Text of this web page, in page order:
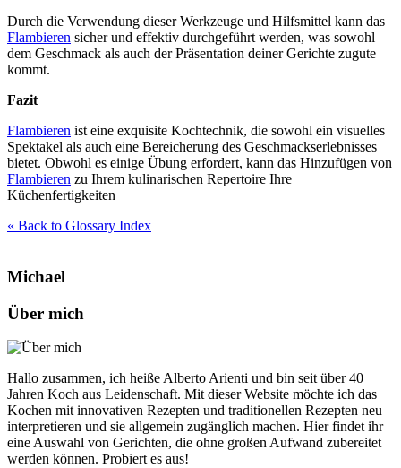
Durch die Verwendung dieser Werkzeuge und Hilfsmittel kann das
Flambieren sicher und effektiv durchgeführt werden, was sowohl
dem Geschmack als auch der Präsentation deiner Gerichte zugute
kommt.
Fazit
Flambieren ist eine exquisite Kochtechnik, die sowohl ein visuelles
Spektakel als auch eine Bereicherung des Geschmackserlebnisses
bietet. Obwohl es einige Übung erfordert, kann das Hinzufügen von
Flambieren zu Ihrem kulinarischen Repertoire Ihre
Küchenfertigkeiten
« Back to Glossary Index
Michael
Über mich
Hallo zusammen, ich heiße Alberto Arienti und bin seit über 40
Jahren Koch aus Leidenschaft. Mit dieser Website möchte ich das
Kochen mit innovativen Rezepten und traditionellen Rezepten neu
interpretieren und sie allgemein zugänglich machen. Hier findet ihr
eine Auswahl von Gerichten, die ohne großen Aufwand zubereitet
werden können. Probiert es aus!